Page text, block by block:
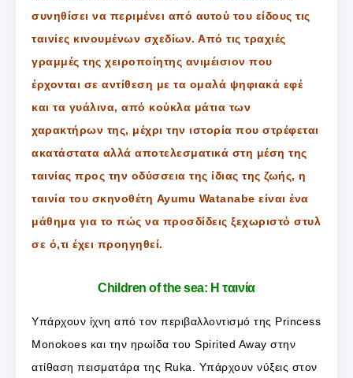
συνηθίσει να περιμένει από αυτού του είδους τις
ταινίες κινουμένων σχεδίων. Από τις τραχιές
γραμμές της χειροποίητης ανιμέισιον που
έρχονται σε αντίθεση με τα ομαλά ψηφιακά εφέ
και τα γυάλινα, από κούκλα μάτια των
χαρακτήρων της, μέχρι την ιστορία που στρέφεται
ακατάστατα αλλά αποτελεσματικά στη μέση της
ταινίας προς την οδύσσεια της ίδιας της ζωής, η
ταινία του σκηνοθέτη Ayumu Watanabe είναι ένα
μάθημα για το πώς να προσδίδεις ξεχωριστό στυλ
σε ό,τι έχει προηγηθεί.
Children of the sea: Η ταινία
Υπάρχουν ίχνη από τον περιβαλλοντισμό της Princess
Monokoes και την ηρωίδα του Spirited Away στην
ατίθαση πεισματάρα της Ruka. Υπάρχουν νύξεις στον